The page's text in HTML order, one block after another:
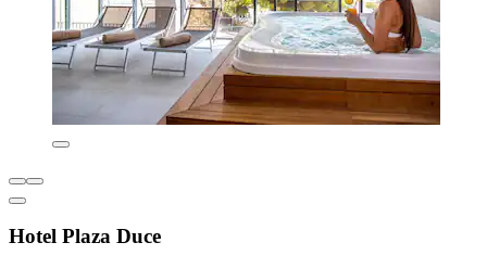
Hotel Plaza Duce